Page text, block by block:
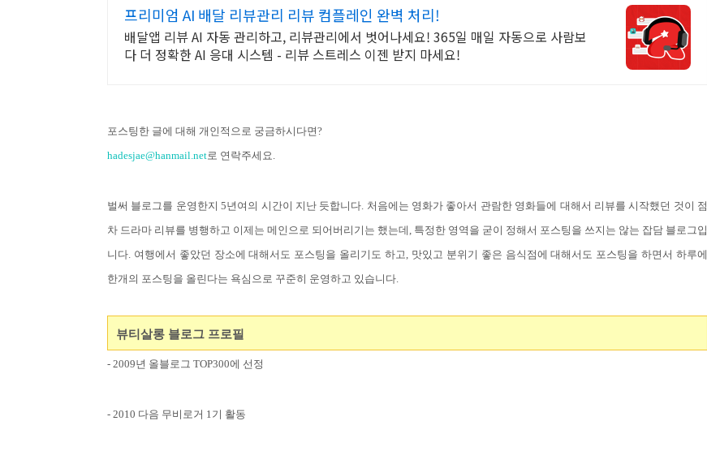
프리미엄 AI 배달 리뷰관리 리뷰 컴플레인 완벽 처리!
배달앱 리뷰 AI 자동 관리하고, 리뷰관리에서 벗어나세요! 365일 매일 자동으로 사람보
다 더 정확한 AI 응대 시스템 - 리뷰 스트레스 이젠 받지 마세요!
포스팅한 글에 대해 개인적으로 궁금하시다면?
hadesjae@hanmail.net로 연락주세요.
벌써 블로그를 운영한지 5년여의 시간이 지난 듯합니다. 처음에는 영화가 좋아서 관람한 영화들에 대해서 리뷰를 시작했던 것이 점
차 드라마 리뷰를 병행하고 이제는 메인으로 되어버리기는 했는데, 특정한 영역을 굳이 정해서 포스팅을 쓰지는 않는 잡담 블로그입
니다. 여행에서 좋았던 장소에 대해서도 포스팅을 올리기도 하고, 맛있고 분위기 좋은 음식점에 대해서도 포스팅을 하면서 하루에
한개의 포스팅을 올린다는 욕심으로 꾸준히 운영하고 있습니다.
뷰티살롱 블로그 프로필
- 2009년 올블로그 TOP300에 선정
- 2010 다음 무비로거 1기 활동